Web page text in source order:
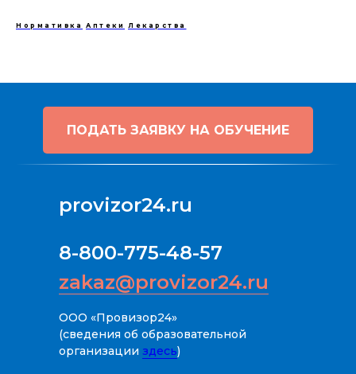
Нормативка Аптеки Лекарства
ПОДАТЬ ЗАЯВКУ НА ОБУЧЕНИЕ
8-800-775-48-57
zakaz@provizor24.ru
ООО «Провизор24»
(сведения об образовательной
организации здесь)
provizor24.ru